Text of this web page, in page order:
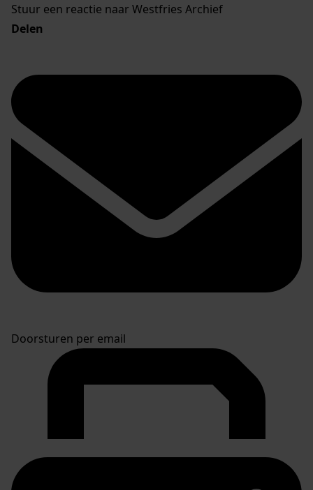
Stuur een reactie naar Westfries Archief
Delen
Doorsturen per email